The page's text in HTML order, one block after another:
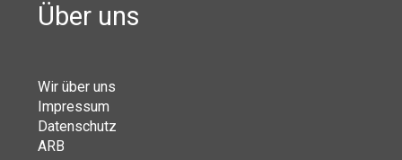
Über uns
Wir über uns
Impressum
Datenschutz
ARB